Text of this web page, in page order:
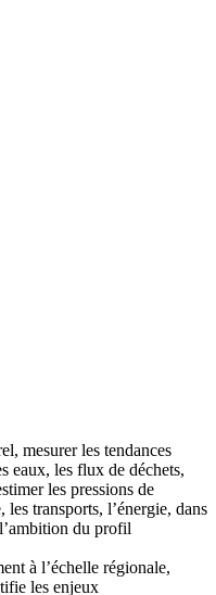
mesurer les tendances
eaux, les flux de déchets,
les pressions de
les transports, l’énergie, dans
du profil
à l’échelle régionale,
les enjeux